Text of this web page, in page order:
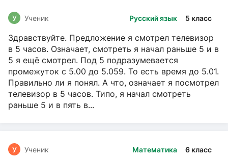
Русский язык 5 класс
У Ученик
Здравствуйте. Предложение я смотрел телевизор
в 5 часов. Означает, смотреть я начал раньше 5 и в
5 я ещё смотрел. Под 5 подразумевается
промежуток с 5.00 до 5.059. То есть время до 5.01.
Правильно ли я понял. А что, означает я посмотрел
телевизор в 5 часов. Типо, я начал смотреть
раньше 5 и в пять в...
Математика 6 класс
У Ученик